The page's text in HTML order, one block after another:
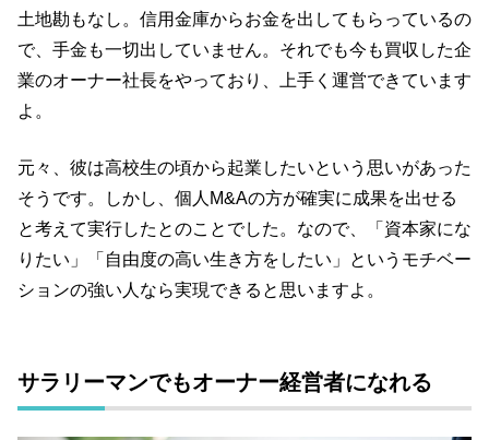
土地勘もなし。信用金庫からお金を出してもらっているの
で、手金も一切出していません。それでも今も買収した企
業のオーナー社長をやっており、上手く運営できています
よ。
元々、彼は高校生の頃から起業したいという思いがあった
そうです。しかし、個人M&Aの方が確実に成果を出せる
と考えて実行したとのことでした。なので、「資本家にな
りたい」「自由度の高い生き方をしたい」というモチベー
ションの強い人なら実現できると思いますよ。
サラリーマンでもオーナー経営者になれる